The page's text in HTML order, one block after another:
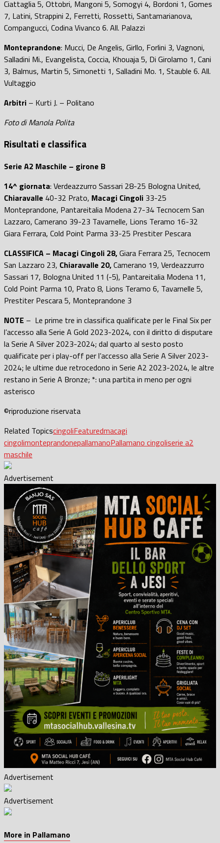
Ciattaglia 5, Ottobri, Mangoni 5, Somogyi 4, Bordoni 1, Gomes
7, Latini, Strappini 2, Ferretti, Rossetti, Santamarianova,
Compangucci, Codina Vivanco 6. All. Palazzi
Monteprandone: Mucci, De Angelis, Girllo, Forlini 3, Vagnoni,
Salladini Mi., Evangelista, Coccia, Khouaja 5, Di Girolamo 1, Cani
3, Balmus, Martin 5, Simonetti 1, Salladini Mo. 1, Stauble 6. All.
Vultaggio
Arbitri – Kurti J. – Politano
Foto di Manola Polita
Risultati e classifica
Serie A2 Maschile – girone B
14^ giornata: Verdeazzurro Sassari 28-25 Bologna United,
Chiaravalle 40-32 Prato, Macagi Cingoli 33-25
Monteprandone, Pantareitalia Modena 27-34 Tecnocem San
Lazzaro, Camerano 39-23 Tavarnelle, Lions Teramo 16-32
Giara Ferrara, Cold Point Parma 33-25 Prestiter Pescara
CLASSIFICA – Macagi Cingoli 28,Giara Ferrara 25, Tecnocem
San Lazzaro 23, Chiaravalle 20,Camerano 19, Verdeazzurro
Sassari 17, Bologna United 11 (-5), Pantareitalia Modena 11,
Cold Point Parma 10, Prato 8, Lions Teramo 6, Tavarnelle 5,
Prestiter Pescara 5, Monteprandone 3
NOTE – Le prime tre in classifica qualificate per le Final Six per
l’accesso alla Serie A Gold 2023-2024, con il diritto di disputare
la Serie A Silver 2023-2024; dal quarto al sesto posto
qualificate per i play-off per l’accesso alla Serie A Silver 2023-
2024; le ultime due retrocedono in Serie A2 2023-2024, le altre
restano in Serie A Bronze; *: una partita in meno per ogni
asterisco
©riproduzione riservata
Related TopicscingoliFeaturedmacagi
cingolimonteprandonepallamanoPallamano cingoliserie a2
maschile
Advertisement
Advertisement
Advertisement
More in Pallamano